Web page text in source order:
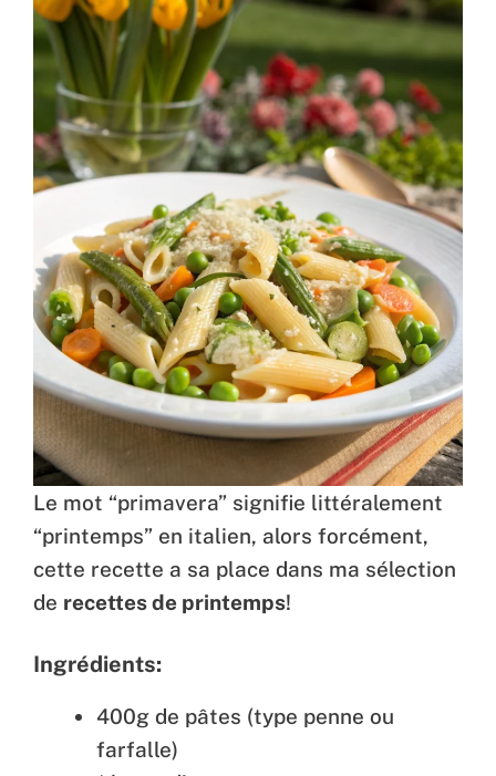
Le mot “primavera” signifie littéralement
“printemps” en italien, alors forcément,
cette recette a sa place dans ma sélection
de recettes de printemps!
Ingrédients:
400g de pâtes (type penne ou
farfalle)